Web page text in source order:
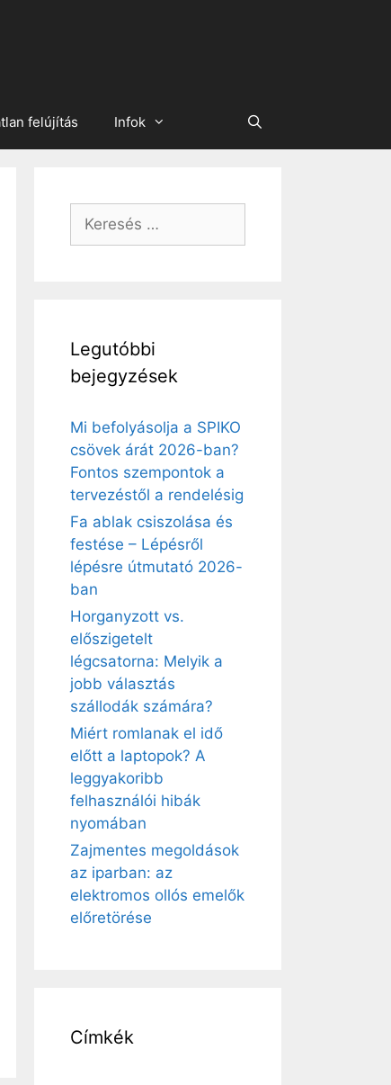
felújítás Infok
Keresés:
Legutóbbi
bejegyzések
Mi befolyásolja a SPIKO
csövek árát 2026-ban?
Fontos szempontok a
tervezéstől a rendelésig
Fa ablak csiszolása és
festése – Lépésről
lépésre útmutató 2026-
ban
Horganyzott vs.
előszigetelt
légcsatorna: Melyik a
jobb választás
szállodák számára?
Miért romlanak el idő
előtt a laptopok? A
leggyakoribb
felhasználói hibák
nyomában
Zajmentes megoldások
az iparban: az
elektromos ollós emelők
előretörése
Címkék